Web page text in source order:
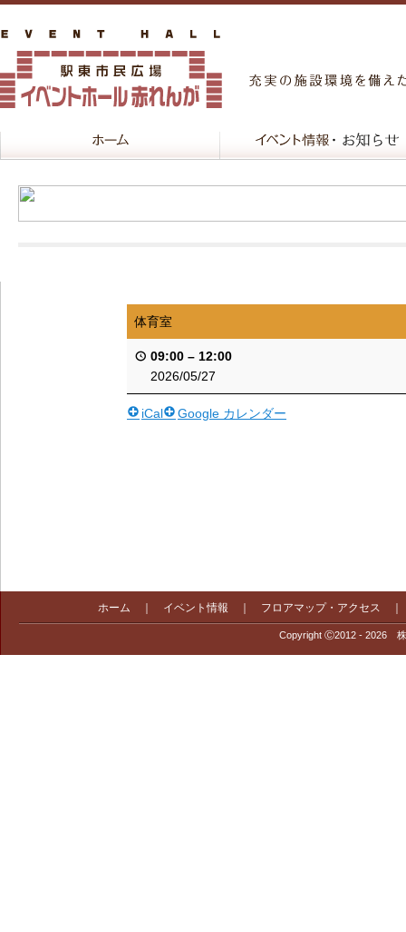
体育室
09:00 – 12:00
2026/05/27
iCal Google カレンダー
ホーム イベント情報 フロアマップ・アクセス
Copyright Ⓒ2012 - 2026 株